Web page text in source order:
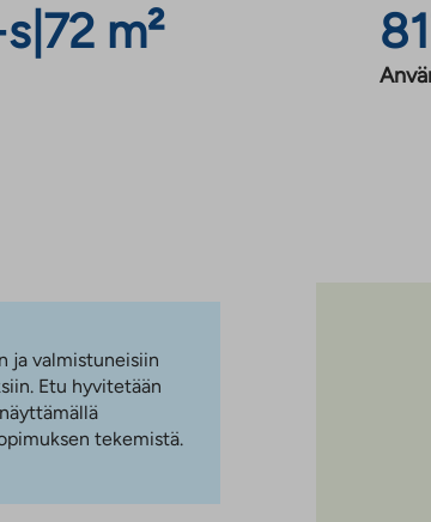
72 m²
ja valmistuneisiin
Etu hyvitetään
tekemistä.